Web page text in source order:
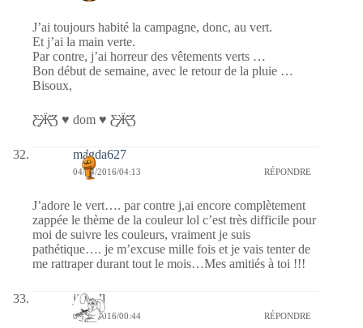
J’ai toujours habité la campagne, donc, au vert.
Et j’ai la main verte.
Par contre, j’ai horreur des vêtements verts …
Bon début de semaine, avec le retour de la pluie …
Bisoux,
Ƹ̵̡Ӝ̵̨̄Ʒ ♥ dom ♥ Ƹ̵̡Ӝ̵̨̄Ʒ
magda627
04/04/2016/04:13 RÉPONDRE
J’adore le vert…. par contre j,ai encore complètement
zappée le thème de la couleur lol c’est très difficile pour
moi de suivre les couleurs, vraiment je suis
pathétique…. je m’excuse mille fois et je vais tenter de
me rattraper durant tout le mois…Mes amitiés à toi !!!
jill bill
04/04/2016/00:44 RÉPONDRE